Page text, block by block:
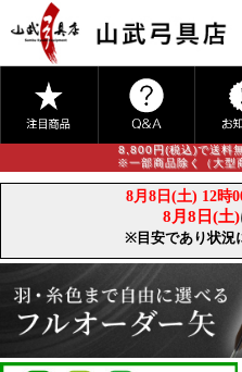
8,800円(税込)で送料
※一部商品除く（大型